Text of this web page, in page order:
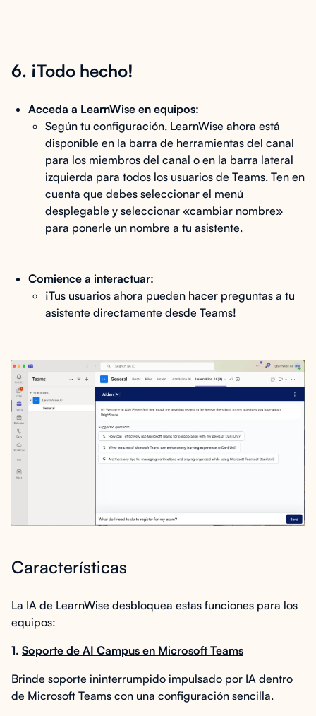
6. ¡Todo hecho!
Acceda a LearnWise en equipos:
Según tu configuración, LearnWise ahora está
disponible en la barra de herramientas del canal
para los miembros del canal o en la barra lateral
izquierda para todos los usuarios de Teams. Ten en
cuenta que debes seleccionar el menú
desplegable y seleccionar «cambiar nombre»
para ponerle un nombre a tu asistente.
Comience a interactuar:
¡Tus usuarios ahora pueden hacer preguntas a tu
asistente directamente desde Teams!
Características
La IA de LearnWise desbloquea estas funciones para los
equipos:
1. Soporte de AI Campus en Microsoft Teams
Brinde soporte ininterrumpido impulsado por IA dentro
de Microsoft Teams con una configuración sencilla.